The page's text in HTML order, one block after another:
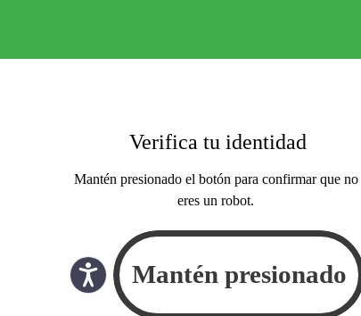
Verifica tu identidad
Mantén presionado el botón para confirmar que no
eres un robot.